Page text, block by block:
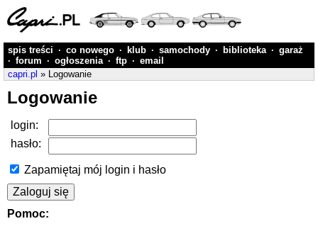
spis treści · co nowego · klub · samochody · biblioteka · garaż
· forum · ogłoszenia · ftp · email
capri.pl » Logowanie
Logowanie
login:
hasło:
Zapamiętaj mój login i hasło
Pomoc: